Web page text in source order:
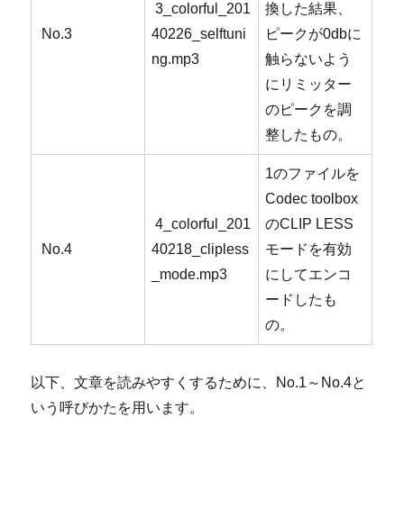
No.3
3_colorful_201
40226_selftuni
ng.mp3
換した結果、
ピークが0dbに
触らないよう
にリミッター
のピークを調
整したもの。
No.4
4_colorful_201
40218_clipless
_mode.mp3
1のファイルを
Codec toolbox
のCLIP LESS
モードを有効
にしてエンコ
ードしたも
の。
以下、文章を読みやすくするために、No.1～No.4と
いう呼びかたを用います。